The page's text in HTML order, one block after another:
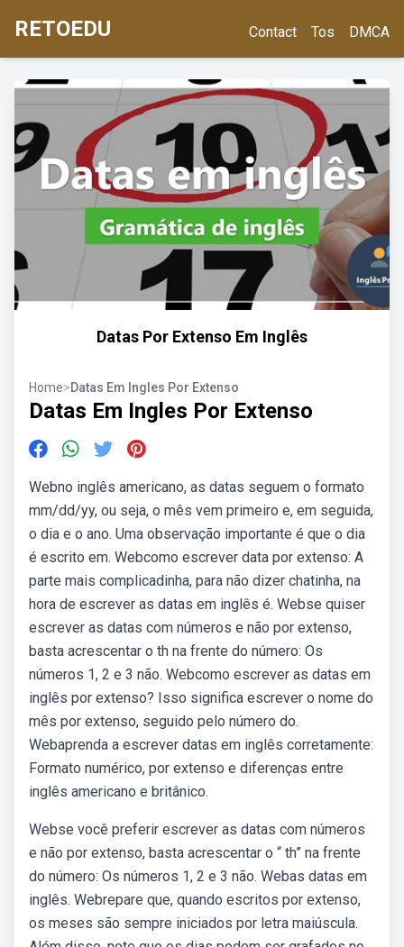
RETOEDU Contact Tos DMCA
Datas Por Extenso Em Inglês
Home>Datas Em Ingles Por Extenso
Datas Em Ingles Por Extenso
Webno inglês americano, as datas seguem o formato
mm/dd/yy, ou seja, o mês vem primeiro e, em seguida,
o dia e o ano. Uma observação importante é que o dia
é escrito em. Webcomo escrever data por extenso: A
parte mais complicadinha, para não dizer chatinha, na
hora de escrever as datas em inglês é. Webse quiser
escrever as datas com números e não por extenso,
basta acrescentar o th na frente do número: Os
números 1, 2 e 3 não. Webcomo escrever as datas em
inglês por extenso? Isso significa escrever o nome do
mês por extenso, seguido pelo número do.
Webaprenda a escrever datas em inglês corretamente:
Formato numérico, por extenso e diferenças entre
inglês americano e britânico.
Webse você preferir escrever as datas com números
e não por extenso, basta acrescentar o “ th” na frente
do número: Os números 1, 2 e 3 não. Webas datas em
inglês. Webrepare que, quando escritos por extenso,
os meses são sempre iniciados por letra maiúscula.